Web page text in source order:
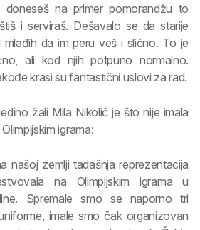
na primer pomorandžu to
i serviraš. Dešavalo se da starije
da im peru veš i slično. To je
ali kod njih potpuno normalno.
krasi su fantastični uslovi za rad.
žali Mila Nikolić je što nije imala
igrama:
našoj zemlji tadašnja reprezentacija
na Olimpijskim igrama u
Spremale smo se naporno tri
imale smo čak organizovan